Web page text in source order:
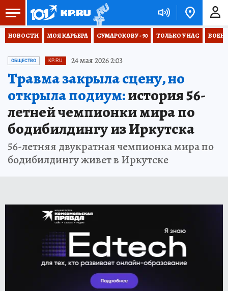
НОВОСТИ МОЯ КАРЬЕРА СУМАРОКОВУ - 90 ТОЛЬКО У НАС
ОБЩЕСТВО KP.RU 24 мая 2026 2:03
Травма закрыла сцену, но
открыла подиум:история 56-
летней чемпионки мира по
бодибилдингу из Иркутска
56-летняя двукратная чемпионка мира по
бодибилдингу живет в Иркутске